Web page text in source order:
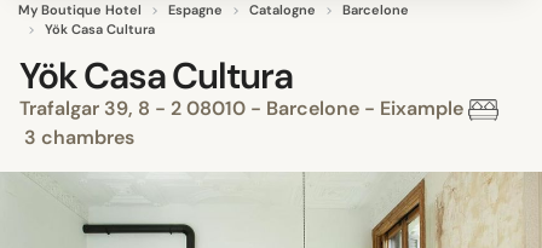
My Boutique Hotel Espagne Catalogne
Barcelone
Yök Casa Cultura
Yök Casa Cultura
Trafalgar 39, 8 - 2 08010 - Barcelone - Eixample
3 chambres